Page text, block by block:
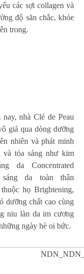
các sợi collagen và
độ săn chắc, khỏe
trong.
nhà Clé de Peau
giá qua dòng dưỡng
nhiên và phát minh
và tỏa sáng như kim
da Concentrated
da toàn thân
họ Brightening,
dưỡng chất cao cùng
niu làn da im cương
ngày hè oi bức.